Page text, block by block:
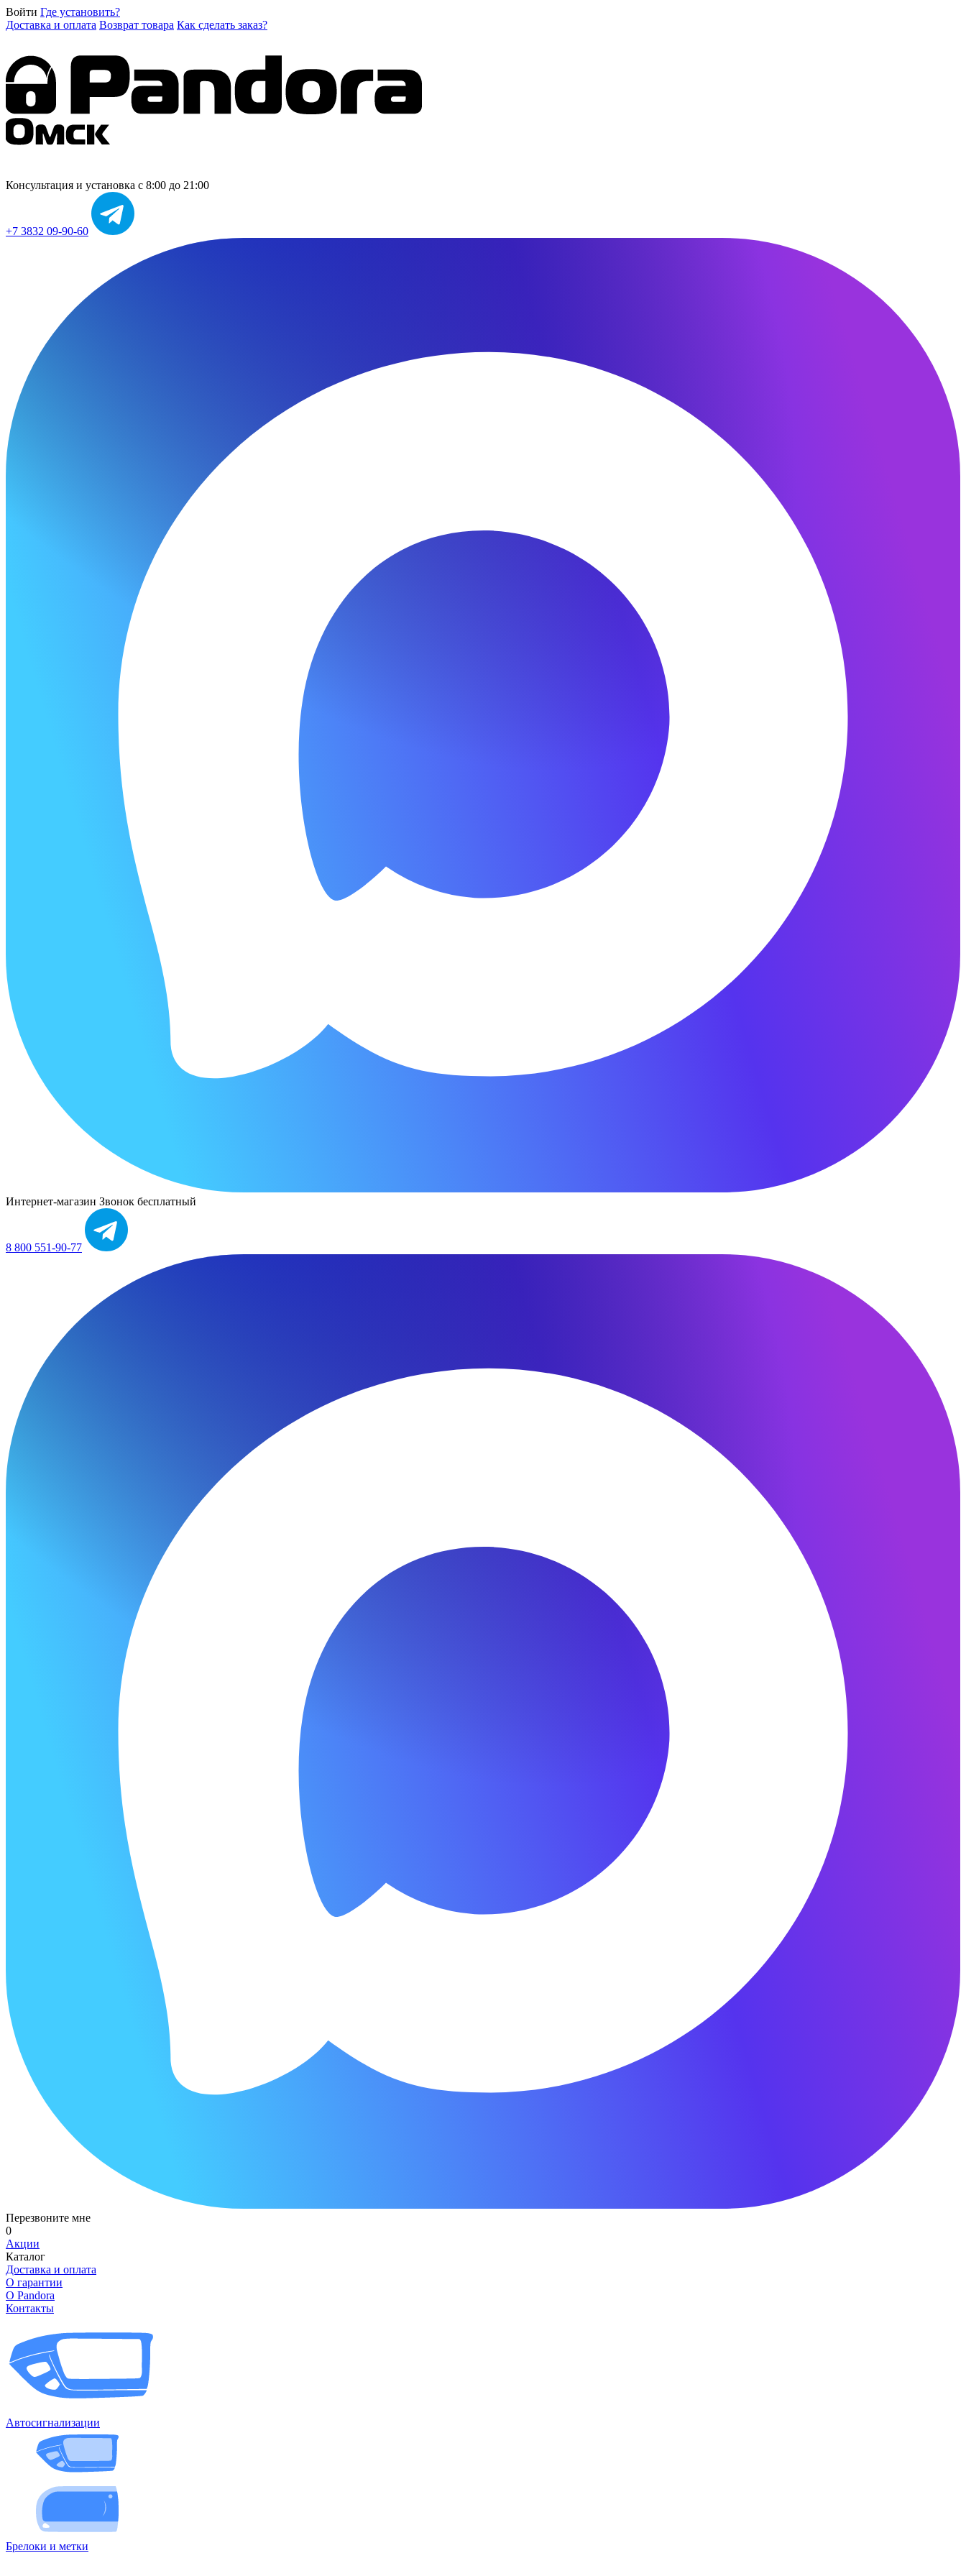
Войти Где установить?
Доставка и оплата Возврат товара Как сделать заказ?
Консультация и установка с 8:00 до 21:00
+7 3832 09-90-60
Интернет-магазин Звонок бесплатный
8 800 551-90-77
Перезвоните мне
0
Акции
Каталог
Доставка и оплата
О гарантии
О Pandora
Контакты
Автосигнализации
Брелоки и метки